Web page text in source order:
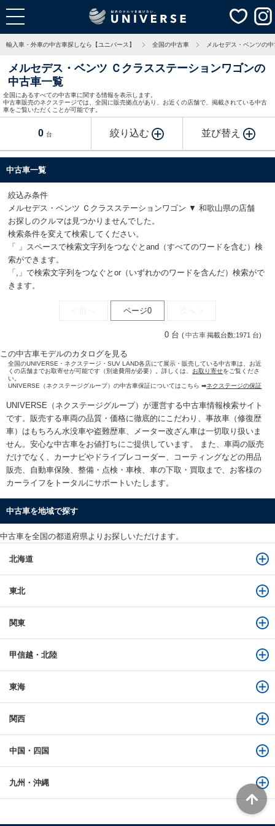
輸入車・外車の中古車探しなら【ユニバース】 全国の中古車 メルセデス・ベンツの
メルセデス・ベンツ Ｃクラスステーションワゴンの
中古車一覧
全国にあるすべての中古車に関する情報を表示します。
中古車販売のネクステージでは、全国に販売拠点があり、お近くの店舗で、掲載されている中古
車をご覧いただくことが可能です。
0 台 絞り込む 並び替え
中古車一覧
絞込み条件
メルセデス・ベンツ Ｃクラスステーションワゴン ▼ 和歌山県の店舗
お探しのクルマは見つかりませんでした。
検索条件を変えて検索してください。
「 」スペースで検索文字列をつなぐとand（すべてのワードを含む）検
索ができます。
「,」で検索文字列をつなぐとor（いずれかのワードを含んだ）検索がで
きます。
ページ0
0 台 (中古車掲載台数:1971 台)
この中古車モデルのカタログを見る
全国のUNIVERSE・ネクステージ・SUV LAND各店にて展示・販売している中古車は、お近
くの店舗までお取寄せが可能です（別途費用が必要）。詳しくは、 お取り寄せをご覧くださ
い。
UNIVERSE（ネクステージグループ）の中古車保証についてはこちら ➡ネクステージの保証
UNIVERSE（ネクステージグループ）が運営する中古車情報検索サイト
です。販売する車両の品質・価格に徹底的にこだわり、事故車（修復歴
車）はもちろん水没車や盗難歴車、メーター改ざん車は一切取り扱いま
せん。安心な中古車をお値打ちにご提供しています。 また、車両の販売
だけでなく、カーナビやドライブレコーダー、コーティングなどの用品
販売、自動車保険、整備・点検・車検、車の下取・買取まで、お客様の
カーライフをトータルにサポートいたします。
中古車を地域で探す
中古車を全国の都道府県よりお探しいただけます。
北海道
東北
関東
甲信越・北陸
東海
関西
中国・四国
九州・沖縄